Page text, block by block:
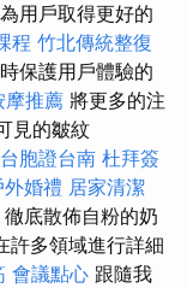
用戶取得更好的
程 竹北傳統整復
保護用戶體驗的
摩推薦 將更多的注
見的皺紋
台胞證台南 杜拜簽
外婚禮 居家清潔
徹底散佈自粉的奶
許多領域進行詳細
會議點心 跟隨我